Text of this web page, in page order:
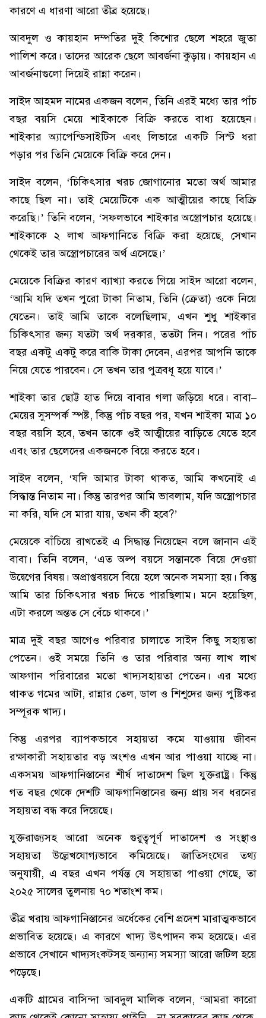
কারণে এ ধারণা আরো তীব্র হয়েছে।
আবদুল ও কায়হান দম্পতির দুই কিশোর ছেলে শহরে জুতা
পালিশ করে। তাদের আরেক ছেলে আবর্জনা কুড়ায়। কায়হান এ
আবর্জনাগুলো দিয়েই রান্না করেন।
সাইদ আহমদ নামের একজন বলেন, তিনি এরই মধ্যে তার পাঁচ
বছর বয়সি মেয়ে শাইকাকে বিক্রি করতে বাধ্য হয়েছেন।
শাইকার অ্যাপেন্ডিসাইটিস এবং লিভারে একটি সিস্ট ধরা
পড়ার পর তিনি মেয়েকে বিক্রি করে দেন।
সাইদ বলেন, ‘চিকিৎসার খরচ জোগানোর মতো অর্থ আমার
কাছে ছিল না। তাই মেয়েটিকে এক আত্মীয়ের কাছে বিক্রি
করেছি।’ তিনি বলেন, ‘সফলভাবে শাইকার অস্ত্রোপচার হয়েছে।
শাইকাকে ২ লাখ আফগানিতে বিক্রি করা হয়েছে, সেখান
থেকেই তার অস্ত্রোপচারের অর্থ এসেছে।’
মেয়েকে বিক্রির কারণ ব্যাখ্যা করতে গিয়ে সাইদ আরো বলেন,
‘আমি যদি তখন পুরো টাকা নিতাম, তিনি (ক্রেতা) ওকে নিয়ে
যেতেন। তাই আমি তাকে বলেছিলাম, এখন শুধু শাইকার
চিকিৎসার জন্য যতটা অর্থ দরকার, ততটা দিন। পরের পাঁচ
বছর একটু একটু করে বাকি টাকা দেবেন, এরপর আপনি তাকে
নিয়ে যেতে পারবেন। সে তখন তার পুত্রবধূ হয়ে যাবে।’
শাইকা তার ছোট্ট হাত দিয়ে বাবার গলা জড়িয়ে ধরে। বাবা–
মেয়ের সুসম্পর্ক স্পষ্ট, কিন্তু পাঁচ বছর পর, যখন শাইকা মাত্র ১০
বছর বয়সি হবে, তখন তাকে ওই আত্মীয়ের বাড়িতে যেতে হবে
এবং তার ছেলেদের একজনকে বিয়ে করতে হবে।
সাইদ বলেন, ‘যদি আমার টাকা থাকত, আমি কখনোই এ
সিদ্ধান্ত নিতাম না। কিন্তু তারপর আমি ভাবলাম, যদি অস্ত্রোপচার
না করি, যদি সে মারা যায়, তখন কী হবে?’
মেয়েকে বাঁচিয়ে রাখতেই এ সিদ্ধান্ত নিয়েছেন বলে জানান এই
বাবা। তিনি বলেন, ‘এত অল্প বয়সে সন্তানকে বিয়ে দেওয়া
উদ্বেগের বিষয়। অপ্রাপ্তবয়সে বিয়ে হলে অনেক সমস্যা হয়। কিন্তু
আমি তার চিকিৎসার খরচ দিতে পারছিলাম। মনে হয়েছিল,
এটা করলে অন্তত সে বেঁচে থাকবে।’
মাত্র দুই বছর আগেও পরিবার চালাতে সাইদ কিছু সহায়তা
পেতেন। ওই সময়ে তিনি ও তার পরিবার অন্য লাখ লাখ
আফগান পরিবারের মতো খাদ্যসহায়তা পেতেন। এর মধ্যে
থাকত গমের আটা, রান্নার তেল, ডাল ও শিশুদের জন্য পুষ্টিকর
সম্পূরক খাদ্য।
কিন্তু এরপর ব্যাপকভাবে সহায়তা কমে যাওয়ায় জীবন
রক্ষাকারী সহায়তার বড় অংশও এখন আর পাওয়া যাচ্ছে না।
একসময় আফগানিস্তানের শীর্ষ দাতাদেশ ছিল যুক্তরাষ্ট্র। কিন্তু
গত বছর থেকে দেশটি আফগানিস্তানের জন্য প্রায় সব ধরনের
সহায়তা বন্ধ করে দিয়েছে।
যুক্তরাজ্যসহ আরো অনেক গুরুত্বপূর্ণ দাতাদেশ ও সংস্থাও
সহায়তা উল্লেখযোগ্যভাবে কমিয়েছে। জাতিসংঘের তথ্য
অনুযায়ী, এ বছর এখন পর্যন্ত যে সহায়তা পাওয়া গেছে, তা
২০২৫ সালের তুলনায় ৭০ শতাংশ কম।
তীব্র খরায় আফগানিস্তানের অর্ধেকের বেশি প্রদেশ মারাত্মকভাবে
প্রভাবিত হয়েছে। এ কারণে খাদ্য উৎপাদন কম হয়েছে। এর
প্রভাবে সেখানে খাদ্যসংকটসহ অন্যান্য সমস্যা আরো জটিল হয়ে
পড়েছে।
একটি গ্রামের বাসিন্দা আবদুল মালিক বলেন, ‘আমরা কারো